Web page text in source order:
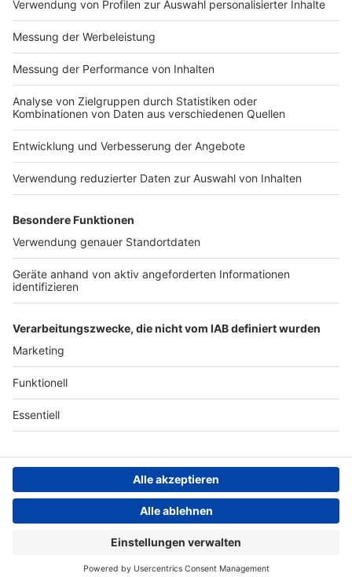
Nutzungsbedingungen
Impressum
Das Band-ABC
Jobs
Archiv
Teilnahme­bedingungen
Geschäfts­bedingungen
ANTENNE BAYERN GROUP
Grounding Page ROCK
ANTENNE
Kontakt
Studio-Hotline
Datenschutz­erklärung
Cookie- und Drittanbieter-
einstellungen
Persönliche Datenkontrolle
ROCK ANTENNE
Region wechseln
ROCK ANTENNE Live